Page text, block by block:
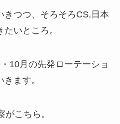
きつつ、そろそろCS,日本
いところ。
10月の先発ローテーショ
ます。
こちら。